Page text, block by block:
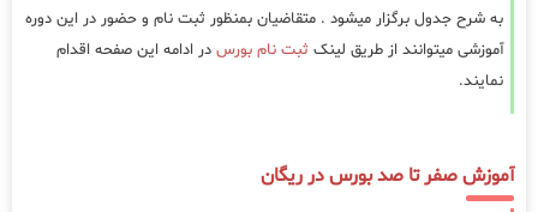
به شرح جدول برگزار میشود . متقاضیان بمنظور ثبت نام و حضور در این دوره
آموزشی میتوانند از طریق لینک ثبت نام بورس در ادامه این صفحه اقدام
نمایند.
آموزش صفر تا صد بورس در ریگان